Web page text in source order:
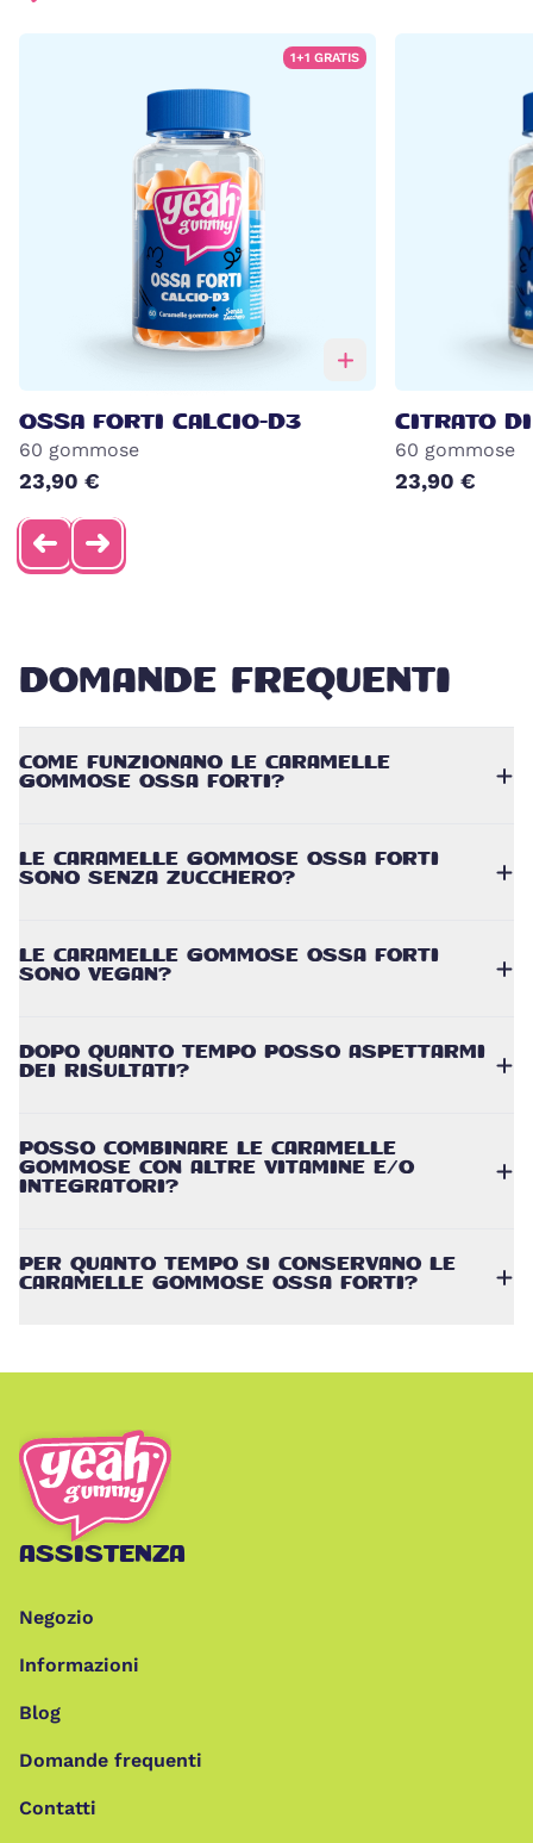
1+1 GRATIS
OSSA FORTI CALCIO-D3
60 gommose
23,90 €
CITRATO
60 gommose
23,90 €
DOMANDE FREQUENTI
COME FUNZIONANO LE CARAMELLE
GOMMOSE OSSA FORTI?
LE CARAMELLE GOMMOSE OSSA FORTI
SONO SENZA ZUCCHERO?
LE CARAMELLE GOMMOSE OSSA FORTI
SONO VEGAN?
DOPO QUANTO TEMPO POSSO ASPETTARMI
DEI RISULTATI?
POSSO COMBINARE LE CARAMELLE
GOMMOSE CON ALTRE VITAMINE E/O
INTEGRATORI?
PER QUANTO TEMPO SI CONSERVANO LE
CARAMELLE GOMMOSE OSSA FORTI?
ASSISTENZA
Negozio
Informazioni
Blog
Domande frequenti
Contatti